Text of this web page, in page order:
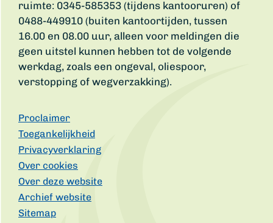
ruimte: 0345-585353 (tijdens kantooruren) of
0488-449910 (buiten kantoortijden, tussen
16.00 en 08.00 uur, alleen voor meldingen die
geen uitstel kunnen hebben tot de volgende
werkdag, zoals een ongeval, oliespoor,
verstopping of wegverzakking).
Proclaimer
Toegankelijkheid
Privacyverklaring
Over cookies
Over deze website
Archief website
Sitemap